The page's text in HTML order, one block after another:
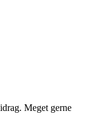
Meget gerne